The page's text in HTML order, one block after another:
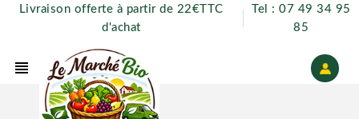
Livraison offerte à partir de 22€TTC
d'achat
Tel : 07 49 34 95
85
view_headline